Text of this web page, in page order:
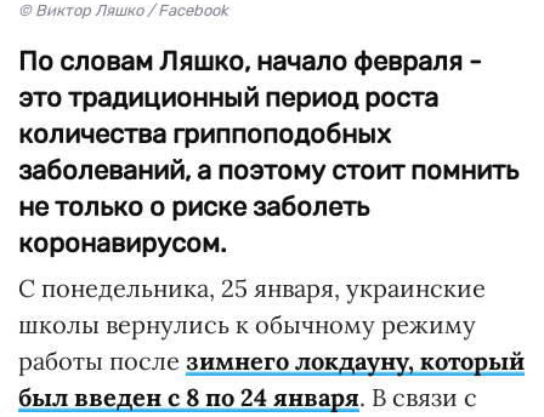
© Виктор Ляшко / Facebook
По словам Ляшко, начало февраля -
это традиционный период роста
количества гриппоподобных
заболеваний, а поэтому стоит помнить
не только о риске заболеть
коронавирусом.
С понедельника, 25 января, украинские
школы вернулись к обычному режиму
работы после зимнего локдауну, который
был введен с 8 по 24 января. В связи с